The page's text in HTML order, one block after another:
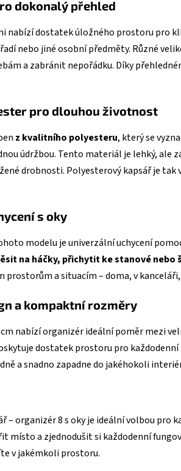
dokonalý přehled
nabízí dostatek úložného prostoru pro
nebo jiné osobní předměty. Různé
a zabránit nepořádku. Díky
pro dlouhou životnost
z kvalitního polyesteru, který se
údržbou. Tento materiál je lehký, ale
drobnosti. Polyesterový kapsář je
s oky
modelu je univerzální uchycení
na háčky, přichytit ke stanové nebo
prostorům a situacím – doma, v kanceláři,
a kompaktní rozměry
cm nabízí organizér ideální poměr mezi
dostatek prostoru pro
a snadno zapadne do jakéhokoli
– organizér 8 s oky je ideální volbou pro
místo a zjednodušit si každodenní
v jakémkoli prostoru.